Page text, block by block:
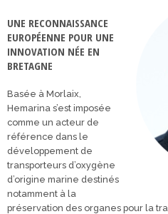
UNE RECONNAISSANCE
EUROPÉENNE POUR UNE
INNOVATION NÉE EN
BRETAGNE
Basée à Morlaix,
Hemarina s’est imposée
comme un acteur de
référence dans le
développement de
transporteurs d’oxygène
d’origine marine destinés
notamment à la
préservation des organes pour la